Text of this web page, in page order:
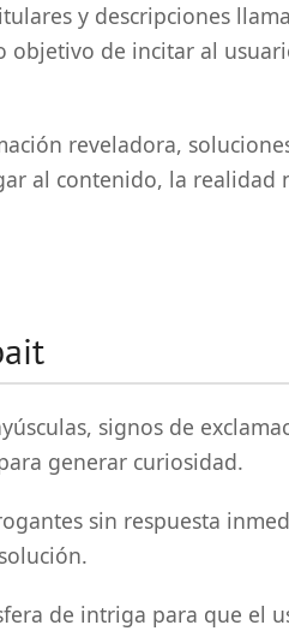
y descripciones
objetivo de incitar al
reveladora,
al contenido, la realidad
signos de
generar curiosidad.
sin respuesta
de intriga para que el